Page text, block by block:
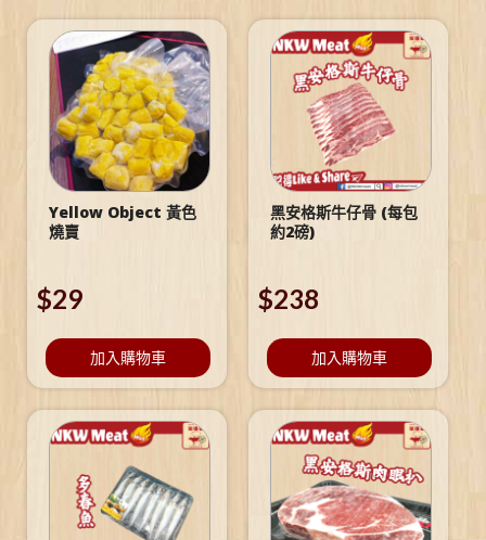
Yellow Object 黃色
燒賣
$29
加入購物車
黑安格斯牛仔骨 (每包
約2磅)
$238
加入購物車